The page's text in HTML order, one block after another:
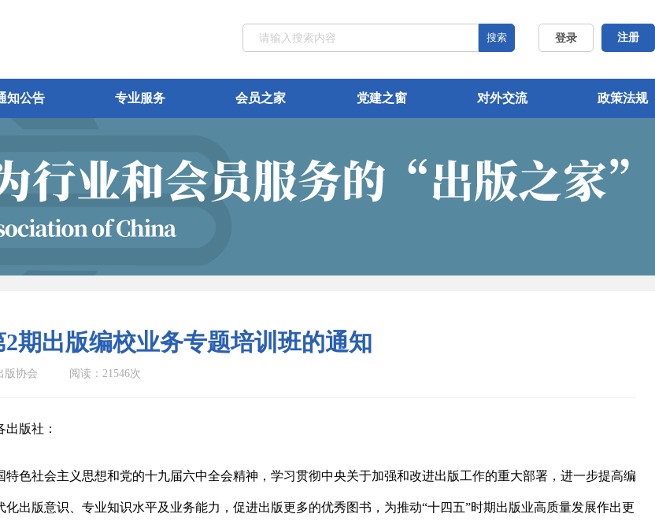
登录 注册
搜索
知公告 专业服务 会员之家 党建之窗 对外交流 政策法规
2期出版编校业务专题培训班的通知
版协会 阅读：21546次
版社：
特色社会主义思想和党的十九届六中全会精神，学习贯彻中央关于加强和改进出版工作的重大部署，进一步提高编
化出版意识 专业知识水平及 业务能力， 促进出版更多的优秀图书，为推动“十四五”时期出版业高质量发展作出更